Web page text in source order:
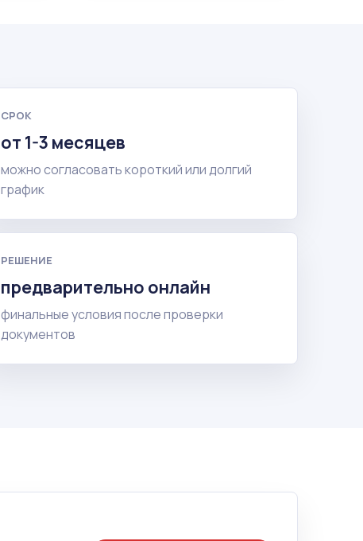
СРОК
от 1-3 месяцев
можно согласовать короткий или долгий
график
РЕШЕНИЕ
предварительно онлайн
финальные условия после проверки
документов